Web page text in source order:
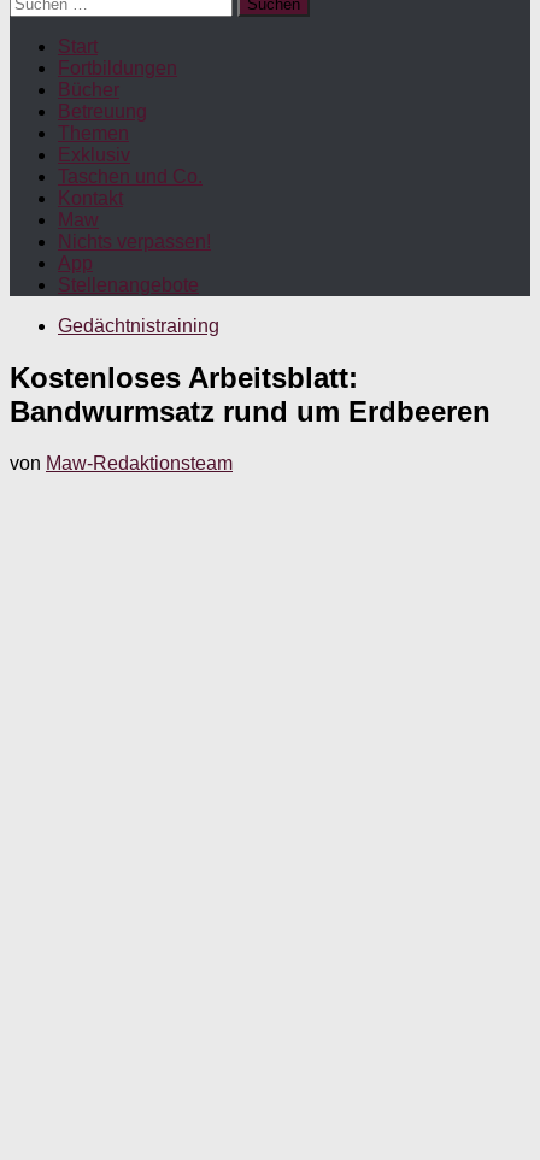
nach:
Start
Fortbildungen
Bücher
Betreuung
Themen
Exklusiv
Taschen und Co.
Kontakt
Maw
Nichts verpassen!
App
Stellenangebote
Gedächtnistraining
Kostenloses Arbeitsblatt:
Bandwurmsatz rund um Erdbeeren
von Maw-Redaktionsteam